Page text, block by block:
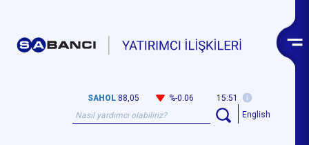
SAHOL 88,05 %-0.06
15:51
English